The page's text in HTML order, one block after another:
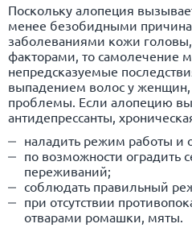
Поскольку алопеция
менее безобидными
заболеваниями кожи
факторами, то самолечение
непредсказуемые
выпадением волос у женщин,
проблемы. Если алопецию
антидепрессанты,
наладить режим работы и
по возможности оградить
переживаний;
соблюдать правильный
при отсутствии
отварами ромашки, мяты.